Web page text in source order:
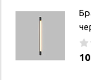
Бра
10